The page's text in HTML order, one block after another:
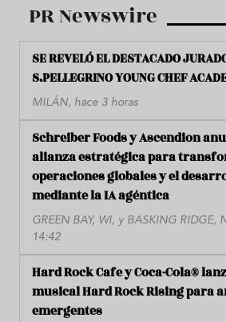
PR Newswire
SE REVELÓ EL DESTACADO
S.PELLEGRINO YOUNG CHEF
MILÁN, hace 3 horas
Schreiber Foods y Ascendion
alianza estratégica para
operaciones globales y el
mediante la IA agéntica
GREEN BAY, WI, y BASKING RIDGE,
14:42
Hard Rock Cafe y Coca-Cola®
musical Hard Rock Rising para
emergentes